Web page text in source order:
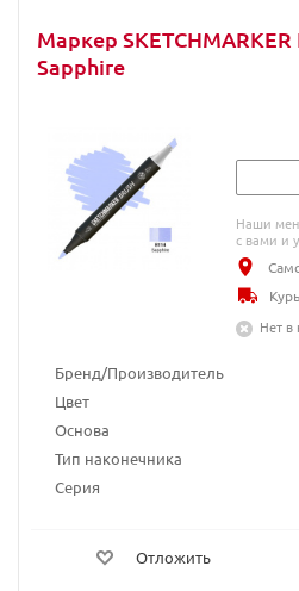
Маркер SKETCHMARKER
Sapphire
Бренд/Производитель
Цвет
Основа
Тип наконечника
Серия
Отложить
Наши
с вами и
Нет в